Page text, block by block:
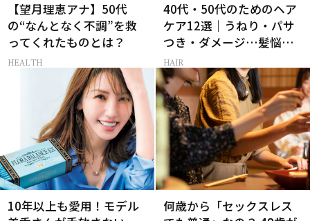
【望月理恵アナ】50代
の“なんとなく不調”を救
ってくれたものとは？
HEALTH
40代・50代のためのヘア
ケア12選｜うねり・パサ
つき・ダメージ…髪悩み
から選ぶベスコス受賞コ
スメ
HAIR
10年以上も愛用！モデル
何歳から「セックスレス